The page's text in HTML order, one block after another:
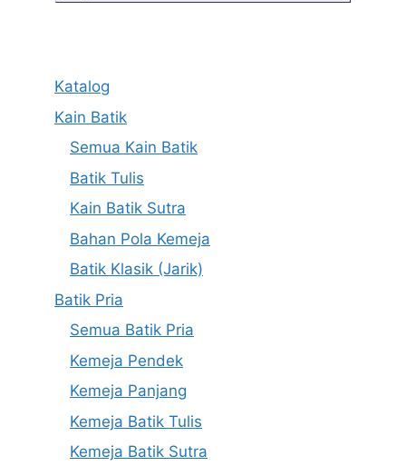
Katalog
Kain Batik
Semua Kain Batik
Batik Tulis
Kain Batik Sutra
Bahan Pola Kemeja
Batik Klasik (Jarik)
Batik Pria
Semua Batik Pria
Kemeja Pendek
Kemeja Panjang
Kemeja Batik Tulis
Kemeja Batik Sutra